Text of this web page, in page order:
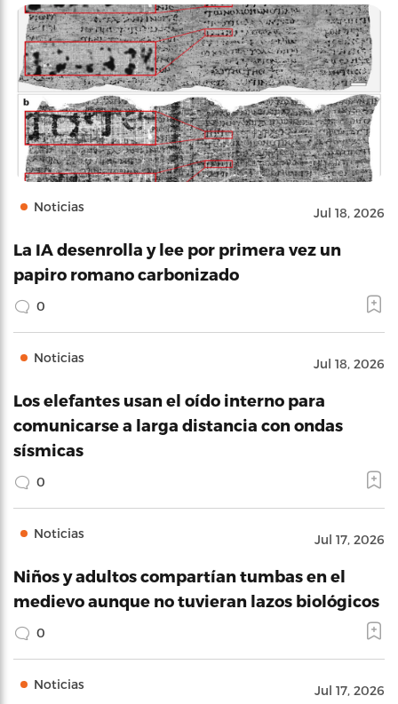
Noticias Jul 18, 2026
La IA desenrolla y lee por primera vez un
papiro romano carbonizado
0
Noticias Jul 18, 2026
Los elefantes usan el oído interno para
comunicarse a larga distancia con ondas
sísmicas
0
Noticias Jul 17, 2026
Niños y adultos compartían tumbas en el
medievo aunque no tuvieran lazos biológicos
0
Noticias Jul 17, 2026